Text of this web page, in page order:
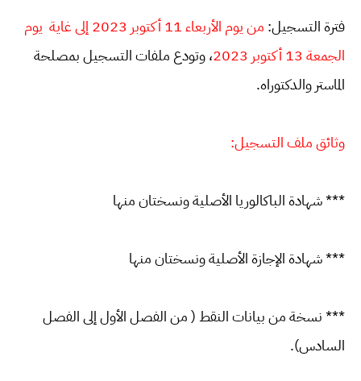
فترة التسجيل:
من يوم الأربعاء 11 أكتوبر 2023 إلى غاية يوم
الجمعة 13 أكتوبر 2023
، وتودع ملفات التسجيل بمصلحة
الماستر والدكتوراه.
وثائق ملف التسجيل:
*** شهادة الباكالوريا الأصلية ونسختان منها
*** شهادة الإجازة الأصلية ونسختان منها
*** نسخة من بيانات النقط ( من الفصل الأول إلى الفصل
السادس).